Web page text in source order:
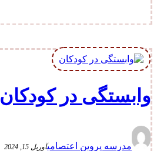
وابستگی در کودکان
مدرسه پروین اعتصامیآوریل 15, 2024